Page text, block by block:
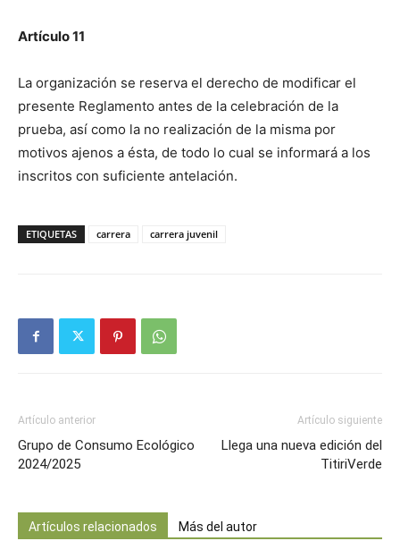
Artículo 11
La organización se reserva el derecho de modificar el
presente Reglamento antes de la celebración de la
prueba, así como la no realización de la misma por
motivos ajenos a ésta, de todo lo cual se informará a los
inscritos con suficiente antelación.
ETIQUETAS carrera carrera juvenil
Artículo anterior
Grupo de Consumo Ecológico
2024/2025
Artículo siguiente
Llega una nueva edición del
TitiriVerde
Artículos relacionados Más del autor